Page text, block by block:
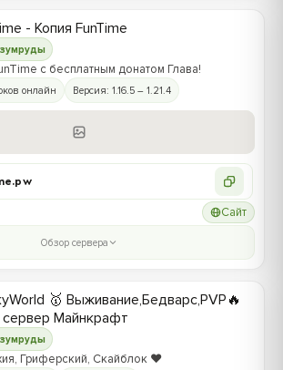
- Копия FunTime
с бесплатным донатом Глава!
онлайн Версия: 1.16.5 – 1.21.4
Сайт
Обзор сервера
🥇 Выживание,Бедварс,PVP🔥
сервер Майнкрафт
Гриферский, Скайблок ❤️